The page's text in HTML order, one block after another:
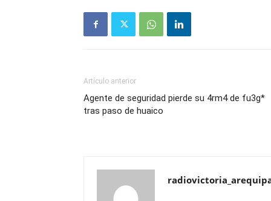
Artículo anterior
Agente de seguridad pierde su 4rm4 de fu3g*
tras paso de huaico